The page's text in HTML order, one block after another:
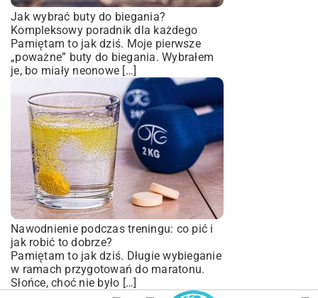
Jak wybrać buty do biegania?
Kompleksowy poradnik dla każdego
Pamiętam to jak dziś. Moje pierwsze
„poważne” buty do biegania. Wybrałem
je, bo miały neonowe […]
Nawodnienie podczas treningu: co pić i
jak robić to dobrze?
Pamiętam to jak dziś. Długie wybieganie
w ramach przygotowań do maratonu.
Słońce, choć nie było […]